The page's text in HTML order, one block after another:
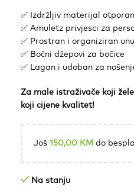
✅ Izdržljiv materijal
✅ Amuletz privjesci za
✅ Prostran i organiziran
✅ Bočni džepovi za bočice
✅ Lagan i udoban za
Za male istraživače koji
koji cijene kvalitet!
Još 150,00 KM do
Na stanju